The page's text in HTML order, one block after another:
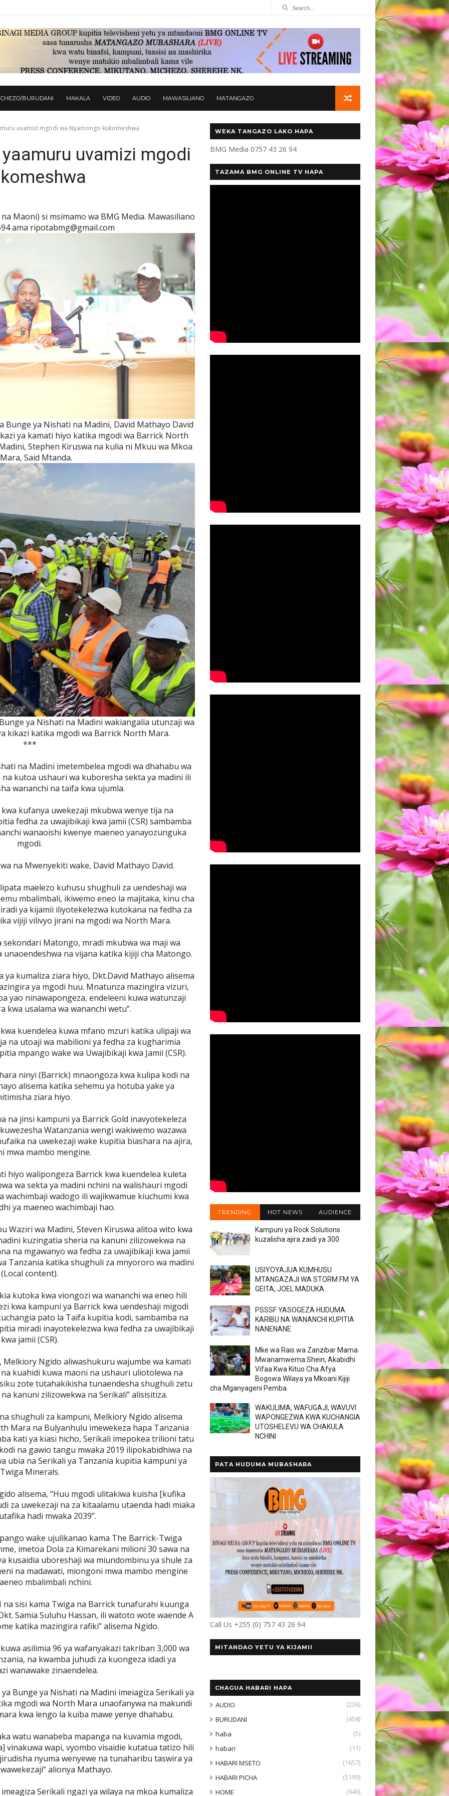
BURUDANI MAKALA VIDEO AUDIO MAWASILIANO MATANGAZO
uvamizi mgodi wa Nyamongo kukomeshwa
uvamizi mgodi
Maoni) si msimamo wa BMG Media. Mawasiliano
ama ripotabmg@gmail.com
Bunge ya Nishati na Madini, David Mathayo David
ya kamati hiyo katika mgodi wa Barrick North
Stephen Kiruswa na kulia ni Mkuu wa Mkoa
Said Mtanda.
ya Nishati na Madini wakiangalia utunzaji wa
kikazi katika mgodi wa Barrick North Mara.
***
na Madini imetembelea mgodi wa dhahabu wa
kutoa ushauri wa kuboresha sekta ya madini ili
wananchi na taifa kwa ujumla.
kufanya uwekezaji mkubwa wenye tija na
fedha za uwajibikaji kwa jamii (CSR) sambamba
wanaoishi kwenye maeneo yanayozunguka
mgodi.
na Mwenyekiti wake, David Mathayo David.
maelezo kuhusu shughuli za uendeshaji wa
mbalimbali, ikiwemo eneo la majitaka, kinu cha
ya kijamii iliyotekelezwa kutokana na fedha za
vijiji vilivyo jirani na mgodi wa North Mara.
sekondari Matongo, mradi mkubwa wa maji wa
na vijana katika kijiji cha Matongo.
ya kumaliza ziara hiyo, Dkt.David Mathayo alisema
ya mgodi huu. Mnatunza mazingira vizuri,
yao ninawapongeza, endeleeni kuwa watunzaji
kwa usalama wa wananchi wetu”.
kuendelea kuwa mfano mzuri katika ulipaji wa
na utoaji wa mabilioni ya fedha za kugharimia
mpango wake wa Uwajibikaji kwa Jamii (CSR).
ninyi (Barrick) mnaongoza kwa kulipa kodi na
alisema katika sehemu ya hotuba yake ya
ziara hiyo.
na jinsi kampuni ya Barrick Gold inavyotekeleza
Watanzania wengi wakiwemo wazawa
na uwekezaji wake kupitia biashara na ajira,
mwa mambo mengine.
hiyo walipongeza Barrick kwa kuendelea kuleta
wa sekta ya madini nchini na walishauri mgodi
wachimbaji wadogo ili wajikwamue kiuchumi kwa
ya maeneo wachimbaji hao.
Waziri wa Madini, Steven Kiruswa alitoa wito kwa
kuzingatia sheria na kanuni zilizowekwa na
na mgawanyo wa fedha za uwajibikaji kwa jamii
Tanzania katika shughuli za mnyororo wa madini
(Local content).
kutoka kwa viongozi wa wananchi wa eneo hili
kwa kampuni ya Barrick kwa uendeshaji migodi
pato la Taifa kupitia kodi, sambamba na
miradi inayotekelezwa kwa fedha za uwajibikaji
kwa jamii (CSR).
Ngido aliwashukuru wajumbe wa kamati
kuahidi kuwa maoni na ushauri uliotolewa na
zote tutahakikisha tunaendesha shughuli zetu
kanuni zilizowekwa na Serikali” alisisitiza.
shughuli za kampuni, Melkiory Ngido alisema
Mara na Bulyanhulu imewekeza hapa Tanzania
kati ya kiasi hicho, Serikali imepokea trilioni tatu
na gawio tangu mwaka 2019 ilipokabidhiwa na
ubia na Serikali ya Tanzania kupitia kampuni ya
Twiga Minerals.
alisema, “Huu mgodi ulitakiwa kuisha [kufika
za uwekezaji na za kitaalamu utaenda hadi miaka
hadi mwaka 2039”.
wake ujulikanao kama The Barrick-Twiga
imetoa Dola za Kimarekani milioni 30 sawa na
kusaidia uboreshaji wa miundombinu ya shule za
na madawati, miongoni mwa mambo mengine
mbalimbali nchini.
na sisi kama Twiga na Barrick tunafurahi kuunga
Samia Suluhu Hassan, ili watoto wote waende A
katika mazingira rafiki” alisema Ngido.
asilimia 96 ya wafanyakazi takriban 3,000 wa
na kwamba juhudi za kuongeza idadi ya
wanawake zinaendelea.
Bunge ya Nishati na Madini imeiagiza Serikali ya
mgodi wa North Mara unaofanywa na makundi
kwa lengo la kuiba mawe yenye dhahabu.
watu wanabeba mapanga na kuvamia mgodi,
vinakuwa wapi, vyombo visaidie kutatua tatizo hili
nyuma wenyewe na tunaharibu taswira ya
alionya Mathayo.
Serikali ngazi ya wilaya na mkoa kumaliza
WEKA TANGAZO LAKO HAPA
BMG Media 0757 43 26 94
TAZAMA BMG ONLINE TV HAPA
TRENDING HOT NEWS AUDIENCE
Kampuni ya Rock Solutions
kuzalisha ajira zaidi ya 300
USIYOYAJUA KUMHUSU
MTANGAZAJI WA STORM FM YA
GEITA, JOEL MADUKA.
PSSSF YASOGEZA HUDUMA
KARIBU NA WANANCHI KUPITIA
NANENANE
Mke wa Rais wa Zanzibar Mama
Mwanamwema Shein, Akabidhi
Vifaa Kwa Kituo Cha Afya
Bogowa Wilaya ya Mkoani Kijiji
cha Mganyageni Pemba.
WAKULIMA, WAFUGAJI, WAVUVI
WAPONGEZWA KWA KUCHANGIA
UTOSHELEVU WA CHAKULA
NCHINI
PATA HUDUMA MUBASHARA
Call Us +255 (0) 757 43 26 94
MITANDAO YETU YA KIJAMII
CHAGUA HABARI HAPA
AUDIO
(236)
BURUDANI
(458)
haba
(5)
habari
(11)
HABARI MSETO
(1657)
HABARI PICHA
(5199)
HOME
(946)